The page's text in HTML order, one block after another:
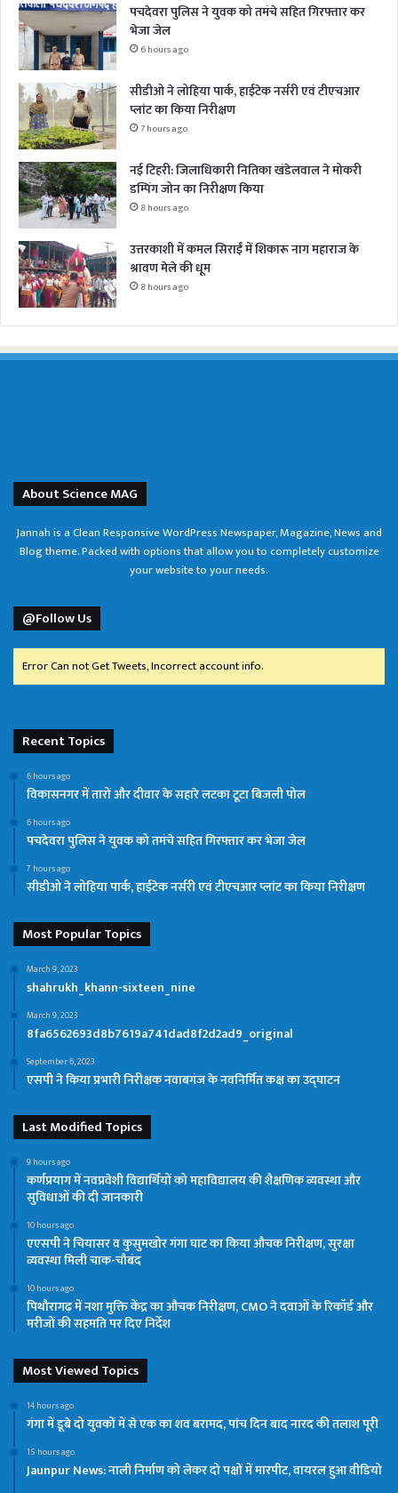
पचदेवरा पुलिस ने युवक को तमंचे सहित गिरफ्तार कर
भेजा जेल
6 hours ago
सीडीओ ने लोहिया पार्क, हाईटेक नर्सरी एवं टीएचआर
प्लांट का किया निरीक्षण
7 hours ago
नई टिहरी: जिलाधिकारी नितिका खंडेलवाल ने मोकरी
डम्पिंग जोन का निरीक्षण किया
8 hours ago
उत्तरकाशी में कमल सिराईं में शिकारू नाग महाराज के
श्रावण मेले की धूम
8 hours ago
About Science MAG
Jannah is a Clean Responsive WordPress Newspaper, Magazine, News and
Blog theme. Packed with options that allow you to completely customize
your website to your needs.
@Follow Us
Error Can not Get Tweets, Incorrect account info.
Recent Topics
6 hours ago
विकासनगर में तारों और दीवार के सहारे लटका टूटा बिजली पोल
6 hours ago
पचदेवरा पुलिस ने युवक को तमंचे सहित गिरफ्तार कर भेजा जेल
7 hours ago
सीडीओ ने लोहिया पार्क, हाईटेक नर्सरी एवं टीएचआर प्लांट का किया निरीक्षण
Most Popular Topics
March 9, 2023
shahrukh_khann-sixteen_nine
March 9, 2023
8fa6562693d8b7619a741dad8f2d2ad9_original
September 6, 2023
एसपी ने किया प्रभारी निरीक्षक नवाबगंज के नवनिर्मित कक्ष का उद्घाटन
Last Modified Topics
9 hours ago
कर्णप्रयाग में नवप्रवेशी विद्यार्थियों को महाविद्यालय की शैक्षणिक व्यवस्था और
सुविधाओं की दी जानकारी
10 hours ago
एएसपी ने चियासर व कुसुमखोर गंगा घाट का किया औचक निरीक्षण, सुरक्षा
व्यवस्था मिली चाक-चौबंद
10 hours ago
पिथौरागढ़ में नशा मुक्ति केंद्र का औचक निरीक्षण, CMO ने दवाओं के रिकॉर्ड और
मरीजों की सहमति पर दिए निर्देश
Most Viewed Topics
14 hours ago
गंगा में डूबे दो युवकों में से एक का शव बरामद, पांच दिन बाद नारद की तलाश पूरी
15 hours ago
Jaunpur News: नाली निर्माण को लेकर दो पक्षों में मारपीट, वायरल हुआ वीडियो